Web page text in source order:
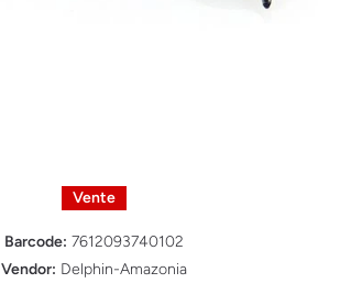
Vente
Barcode: 7612093740102
Vendor: Delphin-Amazonia